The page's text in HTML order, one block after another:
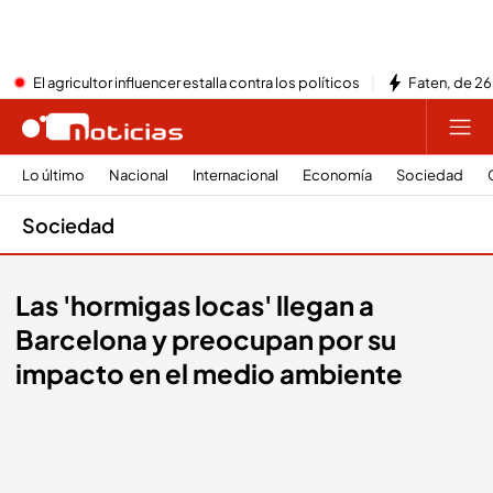
El agricultor influencer estalla contra los políticos Faten, de
Lo último Nacional Internacional Economía Sociedad
Sociedad
Las 'hormigas locas' llegan a
Barcelona y preocupan por su
impacto en el medio ambiente